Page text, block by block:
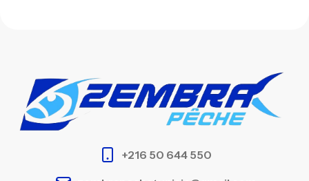
+216 50 644 550